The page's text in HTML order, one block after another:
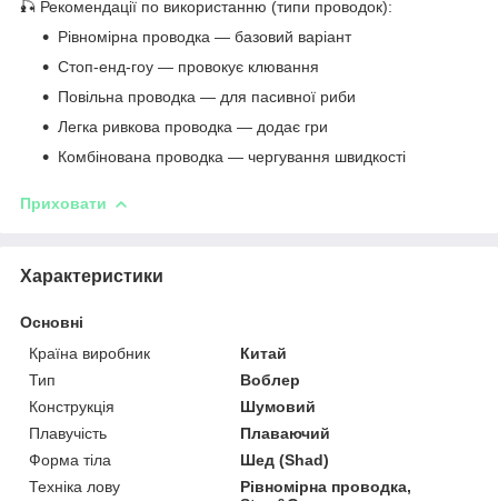
🎣 Рекомендації по використанню (типи проводок):
Рівномірна проводка — базовий варіант
Стоп-енд-гоу — провокує клювання
Повільна проводка — для пасивної риби
Легка ривкова проводка — додає гри
Комбінована проводка — чергування швидкості
Приховати
Характеристики
Основні
Країна виробник
Китай
Тип
Воблер
Конструкція
Шумовий
Плавучість
Плаваючий
Форма тіла
Шед (Shad)
Техніка лову
Рівномірна проводка,